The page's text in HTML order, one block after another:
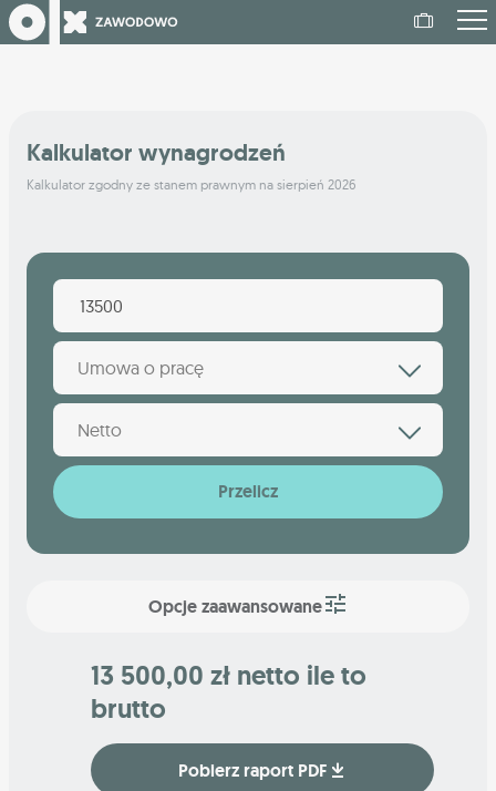
Kalkulator wynagrodzeń
Kalkulator zgodny ze stanem prawnym na sierpień 2026
Umowa o pracę
Netto
Przelicz
Opcje zaawansowane
13 500,00 zł netto ile to
brutto
Pobierz raport PDF